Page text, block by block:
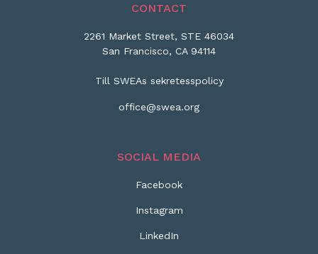
CONTACT
2261 Market Street, STE 46034
San Francisco, CA 94114
Till SWEAs sekretesspolicy
office@swea.org
SOCIAL MEDIA
Facebook
Instagram
LinkedIn